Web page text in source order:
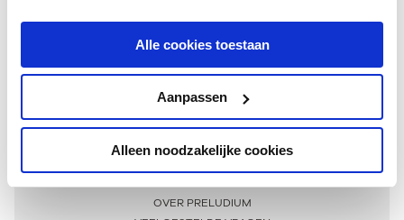
Alle cookies toestaan
Aanpassen
Alleen noodzakelijke cookies
Meer informatie
OVER PRELUDIUM